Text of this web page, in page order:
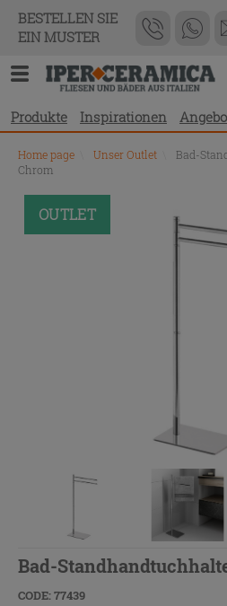
BESTELLEN SIE
EIN MUSTER
Produkte Inspirationen
Home page Unser Outlet
Bad-
Chrom
OUTLET
Bad-
CODE: 77439